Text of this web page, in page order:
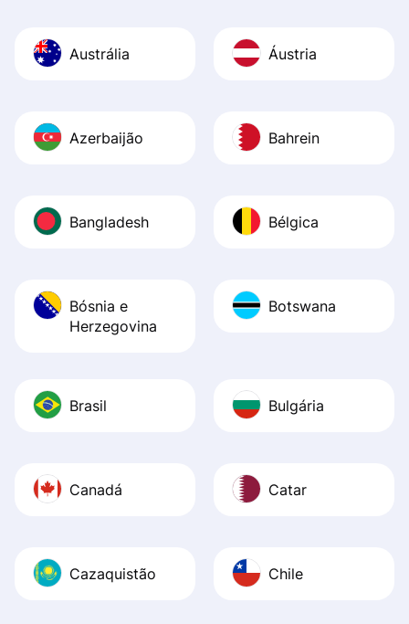
Austrália Áustria
Azerbaijão Bahrein
Bangladesh Bélgica
Bósnia e
Herzegovina
Botswana
Brasil Bulgária
Canadá Catar
Cazaquistão Chile